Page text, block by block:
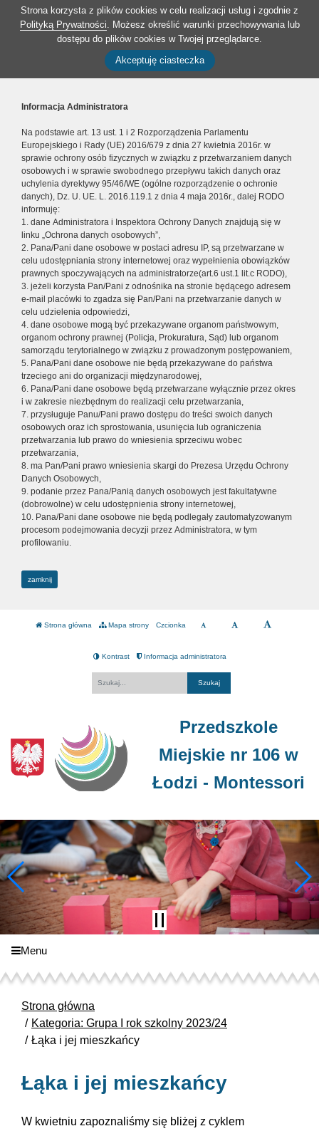
Strona korzysta z plików cookies w celu realizacji usług i zgodnie z
Polityką Prywatności. Możesz określić warunki przechowywania lub
dostępu do plików cookies w Twojej przeglądarce.
Akceptuję ciasteczka
Informacja Administratora
Na podstawie art. 13 ust. 1 i 2 Rozporządzenia Parlamentu
Europejskiego i Rady (UE) 2016/679 z dnia 27 kwietnia 2016r. w
sprawie ochrony osób fizycznych w związku z przetwarzaniem danych
osobowych i w sprawie swobodnego przepływu takich danych oraz
uchylenia dyrektywy 95/46/WE (ogólne rozporządzenie o ochronie
danych), Dz. U. UE. L. 2016.119.1 z dnia 4 maja 2016r., dalej RODO
informuję:
1. dane Administratora i Inspektora Ochrony Danych znajdują się w
linku „Ochrona danych osobowych”,
2. Pana/Pani dane osobowe w postaci adresu IP, są przetwarzane w
celu udostępniania strony internetowej oraz wypełnienia obowiązków
prawnych spoczywających na administratorze(art.6 ust.1 lit.c RODO),
3. jeżeli korzysta Pan/Pani z odnośnika na stronie będącego adresem
e-mail placówki to zgadza się Pan/Pani na przetwarzanie danych w
celu udzielenia odpowiedzi,
4. dane osobowe mogą być przekazywane organom państwowym,
organom ochrony prawnej (Policja, Prokuratura, Sąd) lub organom
samorządu terytorialnego w związku z prowadzonym postępowaniem,
5. Pana/Pani dane osobowe nie będą przekazywane do państwa
trzeciego ani do organizacji międzynarodowej,
6. Pana/Pani dane osobowe będą przetwarzane wyłącznie przez okres
i w zakresie niezbędnym do realizacji celu przetwarzania,
7. przysługuje Panu/Pani prawo dostępu do treści swoich danych
osobowych oraz ich sprostowania, usunięcia lub ograniczenia
przetwarzania lub prawo do wniesienia sprzeciwu wobec
przetwarzania,
8. ma Pan/Pani prawo wniesienia skargi do Prezesa Urzędu Ochrony
Danych Osobowych,
9. podanie przez Pana/Panią danych osobowych jest fakultatywne
(dobrowolne) w celu udostępnienia strony internetowej,
10. Pana/Pani dane osobowe nie będą podlegały zautomatyzowanym
procesom podejmowania decyzji przez Administratora, w tym
profilowaniu.
zamknij
Strona główna Mapa strony Czcionka
Kontrast Informacja administratora
Przedszkole
Miejskie nr 106 w
Łodzi - Montessori
Menu
Strona główna
Kategoria: Grupa I rok szkolny 2023/24
Łąka i jej mieszkańcy
Łąka i jej mieszkańcy
W kwietniu zapoznaliśmy się bliżej z cyklem